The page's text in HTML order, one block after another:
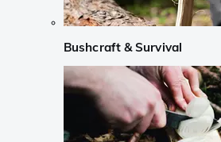
Bushcraft & Survival